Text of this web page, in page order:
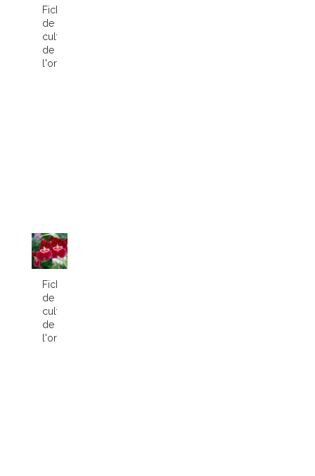
Fiche
de
culture
de
l'orchidée...
Fiche
de
culture
de
l'orchidée...